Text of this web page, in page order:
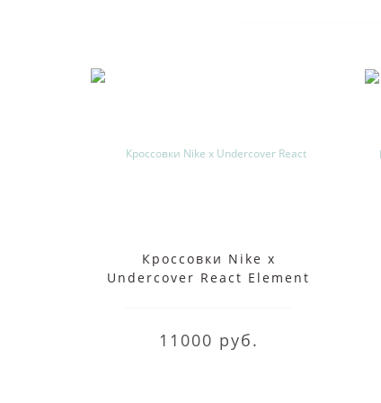
Кроссовки Nike x
Undercover React Element
11000 руб.